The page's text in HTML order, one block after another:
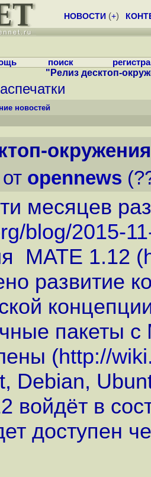
НОВОСТИ (+)
поиск
"Релиз десктоп-
новостей
opennews
месяцев
blog/2015-
MATE 1.12 (
развитие
пакеты
(http://
Debian,
войдёт в
доступен